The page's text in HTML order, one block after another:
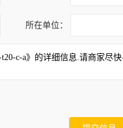
所在单位：